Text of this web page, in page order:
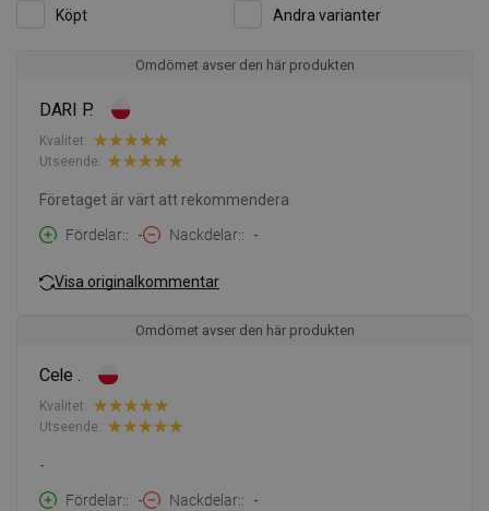
Köpt Andra varianter
Omdömet avser den här produkten
DARI P.
Kvalitet:
Utseende:
Företaget är värt att rekommendera
Fördelar:
- Nackdelar: -
Visa originalkommentar
Omdömet avser den här produkten
Cele .
Kvalitet:
Utseende:
-
Fördelar:
- Nackdelar: -